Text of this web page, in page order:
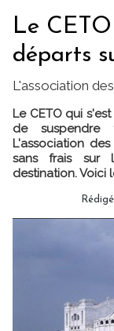
Le
départs
L'association
Le CETO qui
de
L'association
sans frais sur
destination. Voici